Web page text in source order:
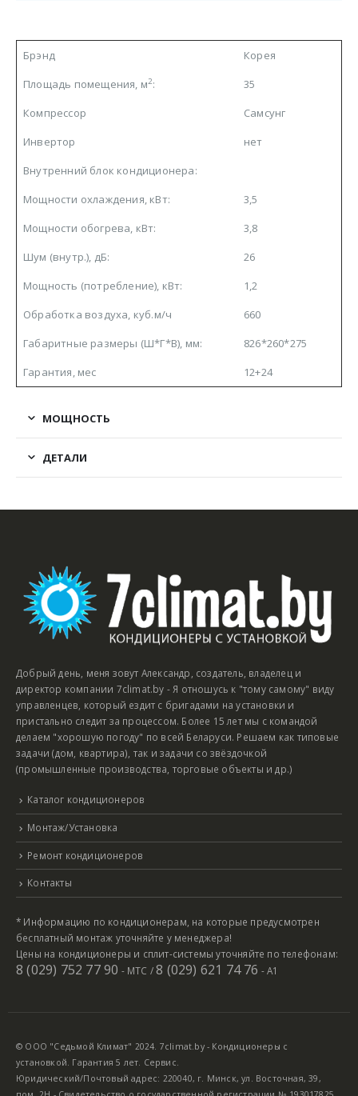
Брэнд
Корея
Площадь помещения, м2:
35
Компрессор
Самсунг
Инвертор
нет
Внутренний блок кондиционера:
Мощности охлаждения, кВт:
3,5
Мощности обогрева, кВт:
3,8
Шум (внутр.), дБ:
26
Мощность (потребление), кВт:
1,2
Обработка воздуха, куб.м/ч
660
Габаритные размеры (Ш*Г*В), мм:
826*260*275
Гарантия, мес
12+24
МОЩНОСТЬ
ДЕТАЛИ
Добрый день, меня зовут Александр, создатель, владелец и
директор компании 7climat.by - Я отношусь к "тому самому" виду
управленцев, который ездит с бригадами на установки и
пристально следит за процессом. Более 15 лет мы с командой
делаем "хорошую погоду" по всей Беларуси. Решаем как типовые
задачи (дом, квартира), так и задачи со звёздочкой
(промышленные производства, торговые объекты и др.)
Каталог кондиционеров
Монтаж/Установка
Ремонт кондиционеров
Контакты
* Информацию по кондиционерам, на которые предусмотрен
бесплатный монтаж уточняйте у менеджера!
Цены на кондиционеры и сплит-системы уточняйте по телефонам:
8 (029) 752 77 90 - МТС /8 (029) 621 74 76 - А1
© ООО "Седьмой Климат" 2024. 7climat.by - Кондиционеры с
установкой. Гарантия 5 лет. Сервис.
Юридический/Почтовый адрес: 220040, г. Минск, ул. Восточная, 39,